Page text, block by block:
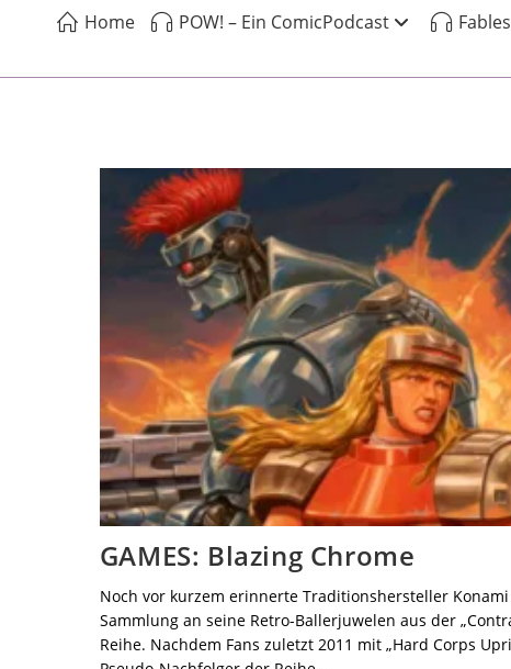
Home POW! – Ein ComicPodcast
GAMES: Blazing Chrome
Noch vor kurzem erinnerte Traditionshersteller
Sammlung an seine Retro-Ballerjuwelen aus der
Reihe. Nachdem Fans zuletzt 2011 mit „Hard Corps